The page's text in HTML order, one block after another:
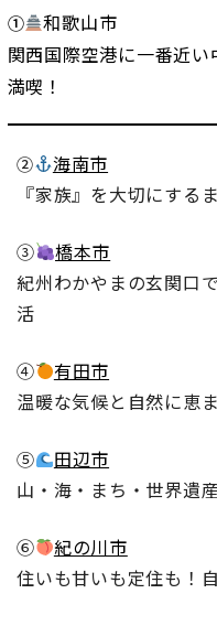
①
和歌山市
関西国際空港に一番近
満喫！
②
海南市
『家族』を大切にする
③
橋本市
紀州わかやまの玄関口
活
④
有田市
温暖な気候と自然に恵
⑤
田辺市
山・海・まち・世界遺
⑥
紀の川市
住いも甘いも定住も！